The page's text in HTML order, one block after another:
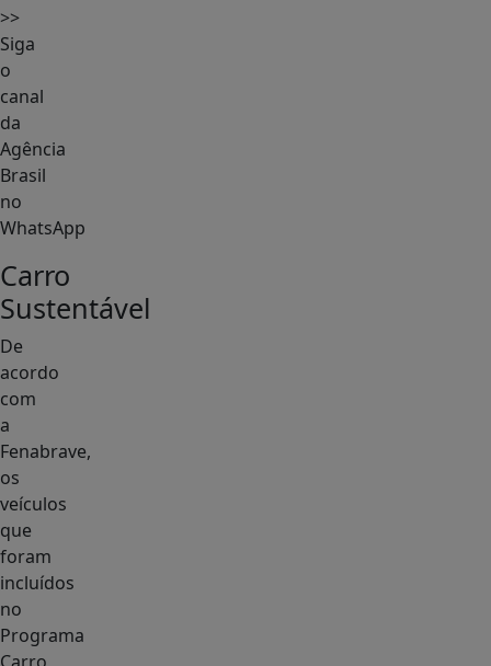
>>
Siga
o
canal
da
Agência
Brasil
no
WhatsApp
Carro
Sustentável
De
acordo
com
a
Fenabrave,
os
veículos
que
foram
incluídos
no
Programa